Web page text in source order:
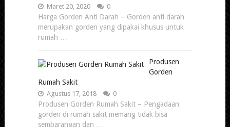
Maret 20, 2020 0
Harga Gorden Anti Darah – Gorden anti darah
merupakan gorden yang dipakai khusus untuk
rumah …
Produsen
Gorden
Rumah Sakit
Agustus 17, 2018 0
Produsen Gorden Rumah Sakit – Pengadaan
gorden di rumah sakit memang tidak bisa
sembarangan dan …